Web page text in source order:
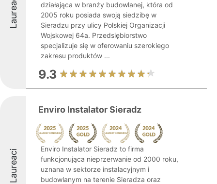
Laureaci
działająca w branży budowlanej, która od
2005 roku posiada swoją siedzibę w
Sieradzu przy ulicy Polskiej Organizacji
Wojskowej 64a. Przedsiębiorstwo
specjalizuje się w oferowaniu szerokiego
zakresu produktów ...
9.3
Laureaci
Enviro Instalator Sieradz
Enviro Instalator Sieradz to firma
funkcjonująca nieprzerwanie od 2000 roku,
uznana w sektorze instalacyjnym i
budowlanym na terenie Sieradza oraz